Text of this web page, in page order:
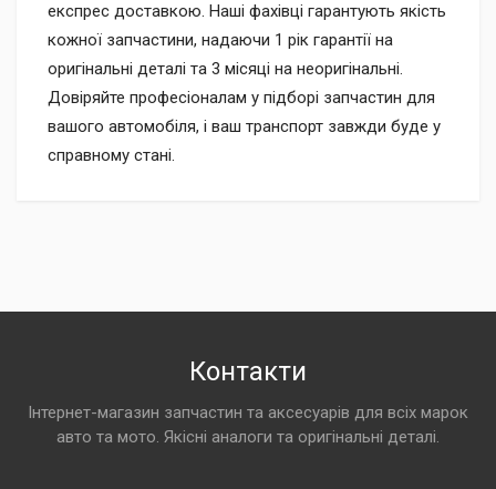
експрес доставкою. Наші фахівці гарантують якість
кожної запчастини, надаючи 1 рік гарантії на
оригінальні деталі та 3 місяці на неоригінальні.
Довіряйте професіоналам у підборі запчастин для
вашого автомобіля, і ваш транспорт завжди буде у
справному стані.
Контакти
Інтернет-магазин запчастин та аксесуарів для всіх марок
авто та мото. Якісні аналоги та оригінальні деталі.